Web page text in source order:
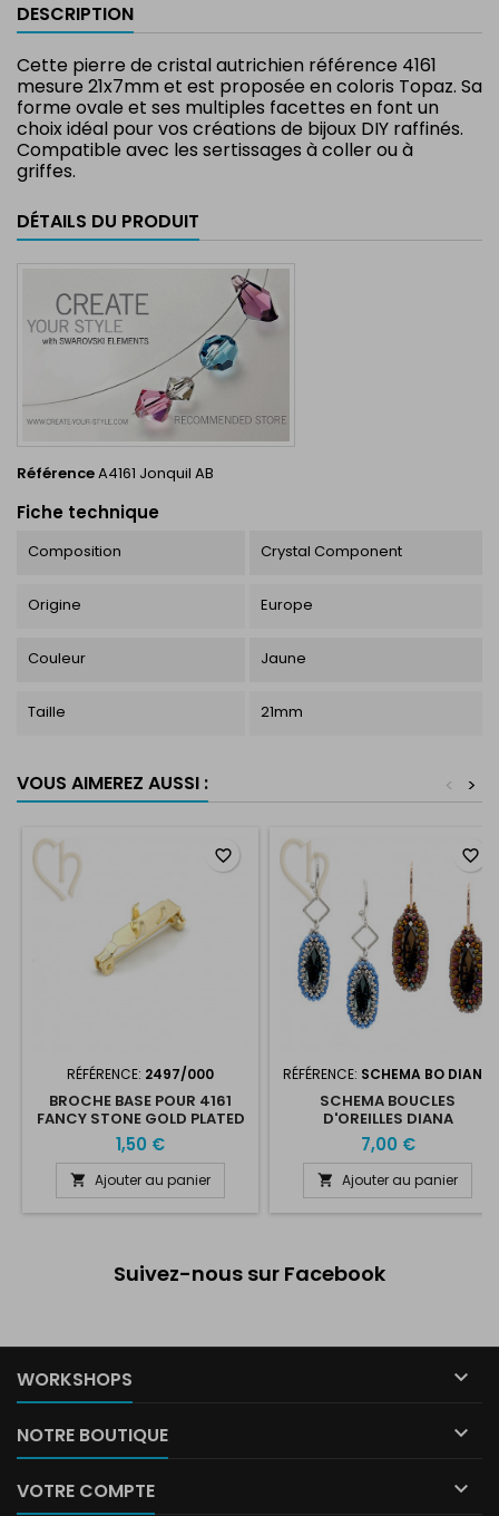
DESCRIPTION
Cette pierre de cristal autrichien référence 4161
mesure 21x7mm et est proposée en coloris Topaz. Sa
forme ovale et ses multiples facettes en font un
choix idéal pour vos créations de bijoux DIY raffinés.
Compatible avec les sertissages à coller ou à
griffes.
DÉTAILS DU PRODUIT
RéférenceA4161 Jonquil AB
Fiche technique
Composition Crystal Component
Origine Europe
Couleur Jaune
Taille 21mm
VOUS AIMEREZ AUSSI : >
<
RÉFÉRENCE: 2497/000
BROCHE BASE POUR 4161
FANCY STONE GOLD PLATED
1,50 €
 Ajouter au panier
favorite_border
RÉFÉRENCE: SCHEMA BO DIANA
SCHEMA BOUCLES
D'OREILLES DIANA
7,00 €
 Ajouter au panier
favorite_border
Suivez-nous sur Facebook
WORKSHOPS 
NOTRE BOUTIQUE 
VOTRE COMPTE 